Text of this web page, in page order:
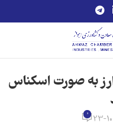
به صورت اسکناس
0